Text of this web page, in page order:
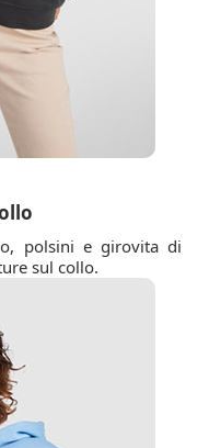
polsini e girovita di
sul collo.